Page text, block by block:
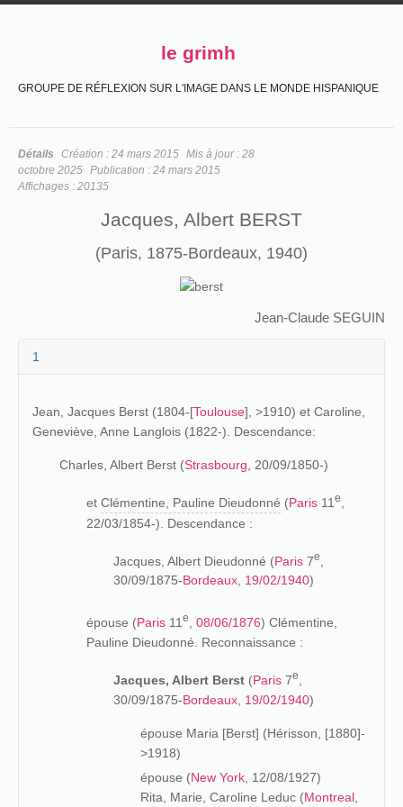
le grimh
GROUPE DE RÉFLEXION SUR L'IMAGE DANS LE MONDE HISPANIQUE
Détails Création : 24 mars 2015 Mis à jour : 28
octobre 2025 Publication : 24 mars 2015
Affichages : 20135
Jacques, Albert BERST
(Paris, 1875-Bordeaux, 1940)
Jean-Claude SEGUIN
1
Jean, Jacques Berst (1804-[Toulouse], >1910) et Caroline,
Geneviève, Anne Langlois (1822-). Descendance:
Charles, Albert Berst (Strasbourg , 20/09/1850-)
et Clémentine, Pauline Dieudonné (Paris 11 e
22/03/1854-). Descendance :
Jacques, Albert Dieudonné (Paris 7e
30/09/1875-Bordeaux, 19/02/1940)
épouse (Paris 11 e 08/06/1876) Clémentine,
Pauline Dieudonné. Reconnaissance :
Jacques, Albert Berst (Paris 7e
30/09/1875-Bordeaux 19/02/1940)
épouse Maria [Berst] (Hérisson, [1880]-
>1918)
épouse (New York , 12/08/1927)
Rita, Marie, Caroline Leduc (Montreal